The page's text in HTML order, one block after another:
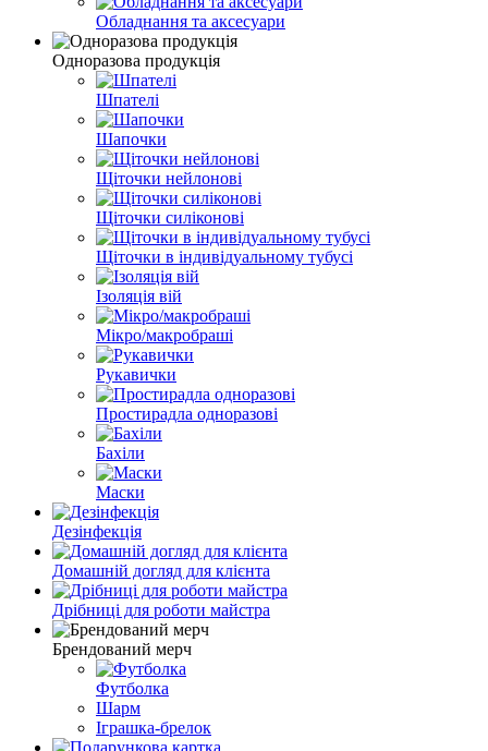
Обладнання та аксесуари
Одноразова продукція
Шпателі
Шапочки
Щіточки нейлонові
Щіточки силіконові
Щіточки в індивідуальному тубусі
Ізоляція вій
Мікро/макробраші
Рукавички
Простирадла одноразові
Бахіли
Маски
Дезінфекція
Домашній догляд для клієнта
Дрібниці для роботи майстра
Брендований мерч
Футболка
Шарм
Іграшка-брелок